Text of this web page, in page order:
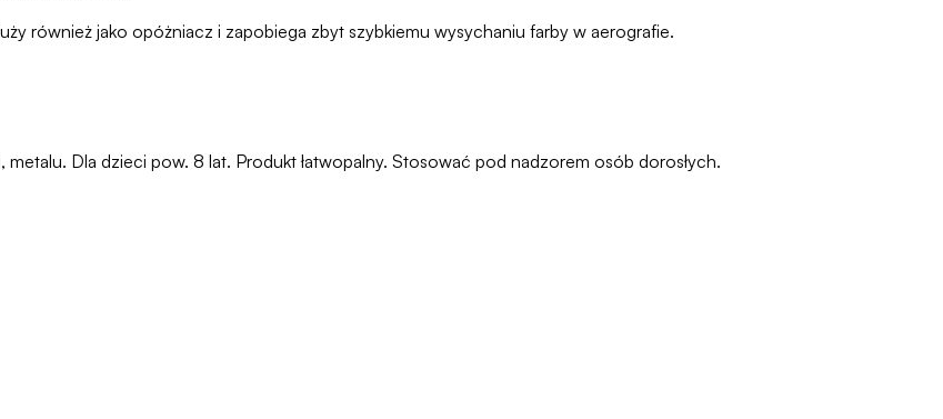
również jako opóżniacz i zapobiega zbyt szybkiemu wysychaniu farby w aerografie.
Dla dzieci pow. 8 lat. Produkt łatwopalny. Stosować pod nadzorem osób dorosłych.